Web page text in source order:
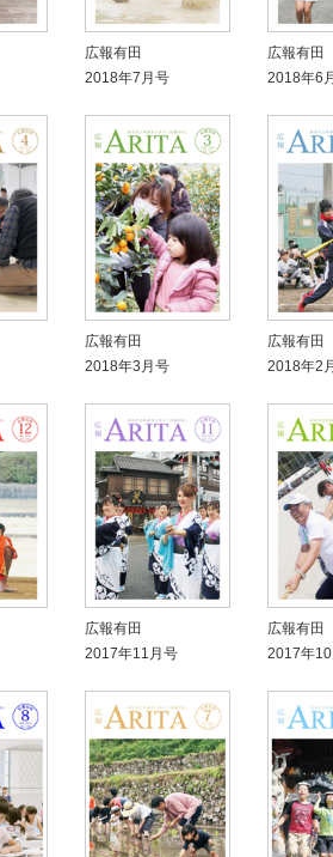
広報有田
2018年7月号
広報有田
2018年6
広報有田
2018年3月号
広報有田
2018年2
広報有田
2017年11月号
広報有田
2017年